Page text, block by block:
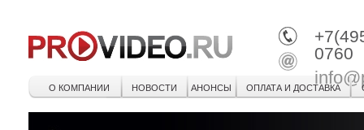
0760
О КОМПАНИИ НОВОСТИ АНОНСЫ ОПЛАТА И ДОСТАВКА